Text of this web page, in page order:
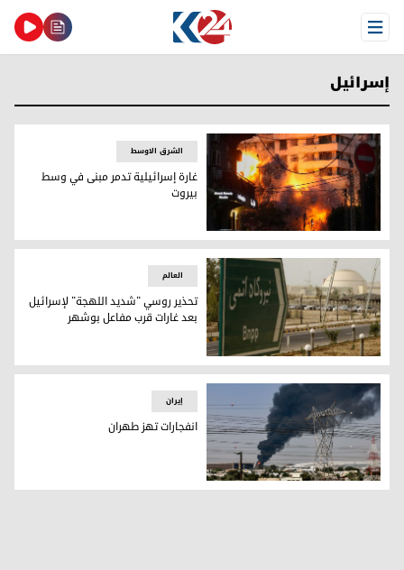
Open Menu
إسرائيل
غارة إسرائيلية تدمر مبنى في وسط بيروت
الشرق الاوسط
غارة إسرائيلية تدمر مبنى في وسط
بيروت
تحذير روسي "شديد اللهجة" لإسرائيل بعد غارات قرب مفاعل
العالم
تحذير روسي "شديد اللهجة" لإسرائيل
بعد غارات قرب مفاعل بوشهر
انفجارات تهز طهران
إيران
انفجارات تهز طهران